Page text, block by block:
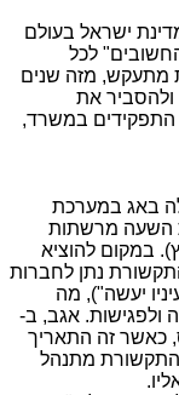
ישראל בעולם
לכל
מתעקש, מזה שנים
ולהסביר את
התפקידים במשרד,
התגלה באג במערכת
השעה מרשתות
במקום להוציא
נתן לחברות
יעשה"), מה
ולפגישות. אגב, ב-
כאשר זה התאריך
התקשורת מתנהל